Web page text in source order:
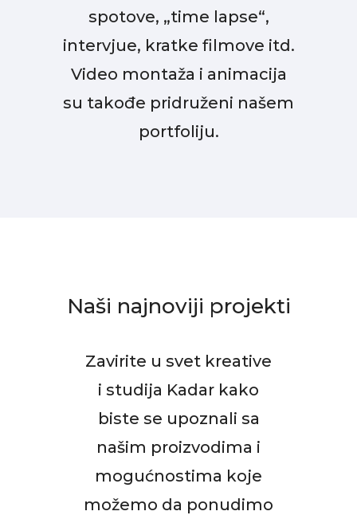
spotove, „time lapse“,
intervjue, kratke filmove itd.
Video montaža i animacija
su takođe pridruženi našem
portfoliju.
Naši najnoviji projekti
Zavirite u svet kreative
i studija Kadar kako
biste se upoznali sa
našim proizvodima i
mogućnostima koje
možemo da ponudimo